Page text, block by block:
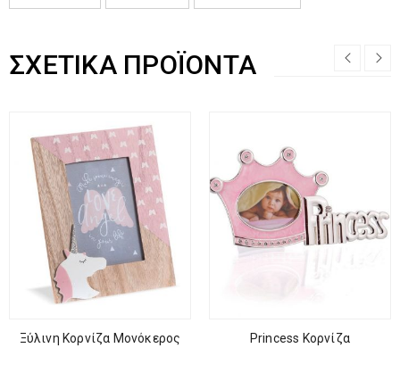
ΣΧΕΤΙΚΆ ΠΡΟΪΌΝΤΑ
Ξύλινη Κορνίζα Μονόκερος Princess Κορνίζα